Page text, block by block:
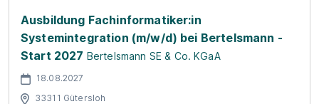
Ausbildung Fachinformatiker:in
Systemintegration (m/w/d) bei Bertelsmann -
Start 2027 Bertelsmann SE & Co. KGaA
18.08.2027
33311 Gütersloh